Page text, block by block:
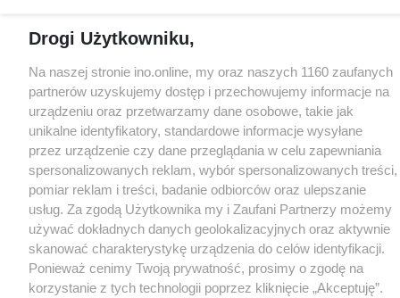
Drogi Użytkowniku,
Na naszej stronie ino.online, my oraz naszych 1160 zaufanych
partnerów uzyskujemy dostęp i przechowujemy informacje na
urządzeniu oraz przetwarzamy dane osobowe, takie jak
unikalne identyfikatory, standardowe informacje wysyłane
przez urządzenie czy dane przeglądania w celu zapewniania
spersonalizowanych reklam, wybór spersonalizowanych treści,
pomiar reklam i treści, badanie odbiorców oraz ulepszanie
usług. Za zgodą Użytkownika my i Zaufani Partnerzy możemy
używać dokładnych danych geolokalizacyjnych oraz aktywnie
skanować charakterystykę urządzenia do celów identyfikacji.
Ponieważ cenimy Twoją prywatność, prosimy o zgodę na
korzystanie z tych technologii poprzez kliknięcie „Akceptuję”.